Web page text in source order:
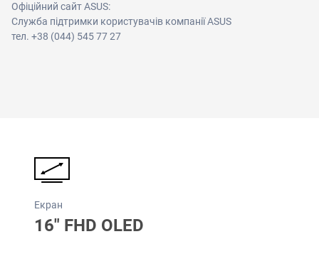
Офіційний сайт ASUS:
Служба підтримки користувачів компанії ASUS
тел. +38 (044) 545 77 27
Екран
16" FHD OLED